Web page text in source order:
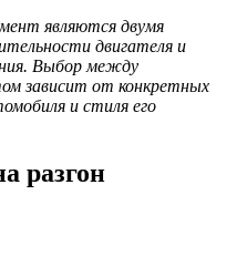
являются двумя
двигателя и
Выбор между
зависит от конкретных
и стиля его
разгон